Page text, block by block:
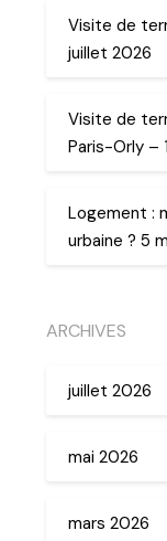
Visite de
juillet 2026
Visite de
Paris-Orly –
Logement :
urbaine ? 5
ARCHIVES
juillet 2026
mai 2026
mars 2026